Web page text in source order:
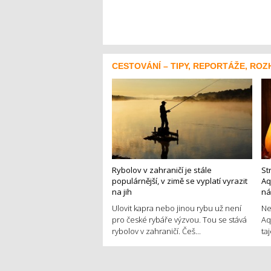
CESTOVÁNÍ – TIPY, REPORTÁŽE,
Rybolov v zahraničí je stále
populárnější, v zimě se vyplatí vyrazit
na jih
Ulovit kapra nebo jinou rybu už není
pro české rybáře výzvou. Tou se stává
rybolov v zahraničí. Češ...